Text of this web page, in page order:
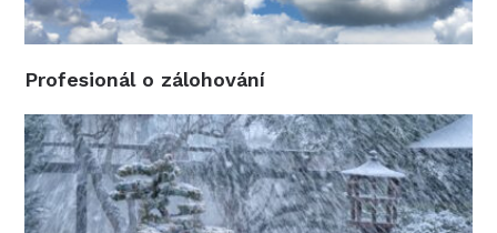
Profesionál o zálohování